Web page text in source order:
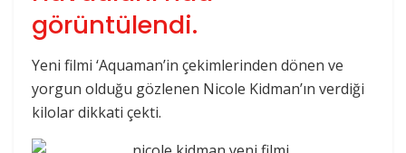
görüntülendi.
Yeni filmi ‘Aquaman’in çekimlerinden dönen ve
yorgun olduğu gözlenen Nicole Kidman’ın verdiği
kilolar dikkati çekti.